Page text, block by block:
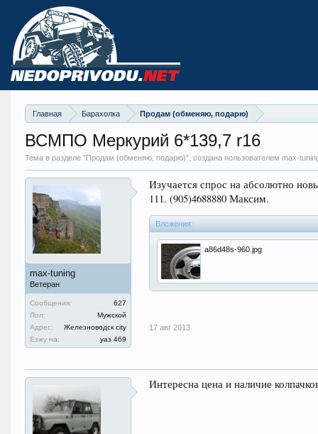
Главная Барахолка Продам (обменяю, подарю)
ВСМПО Меркурий 6*139,7 r16
Тема в разделе "Продам (обменяю, подарю)", создана пользователем max-
max-tuning
Ветеран
Сообщения:
627
Пол:
Мужской
Адрес:
Железноводск city
Езжу на:
уаз 469
Изучается спрос на абсолютно
111. (905)4688880 Максим.
Вложения:
a86d48s-960.jpg
17 авг 2013
Интересна цена и наличие